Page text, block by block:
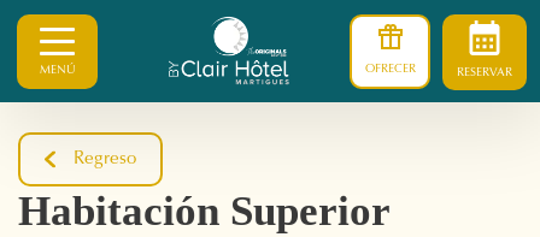
OFRECER RESERVAR
MENÚ
Regreso
Habitación Superior